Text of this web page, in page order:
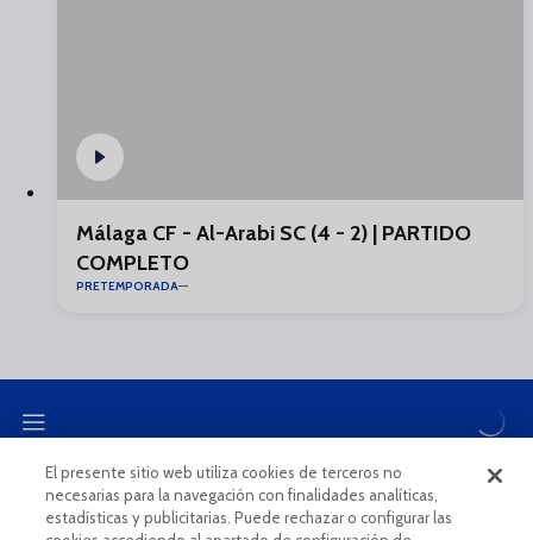
Málaga CF - Al-Arabi SC (4 - 2) | PARTIDO
COMPLETO
PRETEMPORADA
CANAL ÉTICO
El presente sitio web utiliza cookies de terceros no
necesarias para la navegación con finalidades analíticas,
estadísticas y publicitarias. Puede rechazar o configurar las